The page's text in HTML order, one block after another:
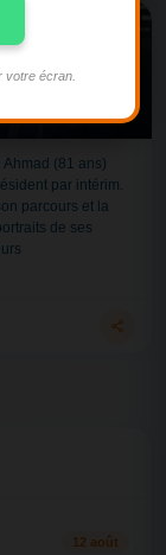
Ahmad (81 ans)
par intérim.
parcours et la
de ses
12 août
votre écran.